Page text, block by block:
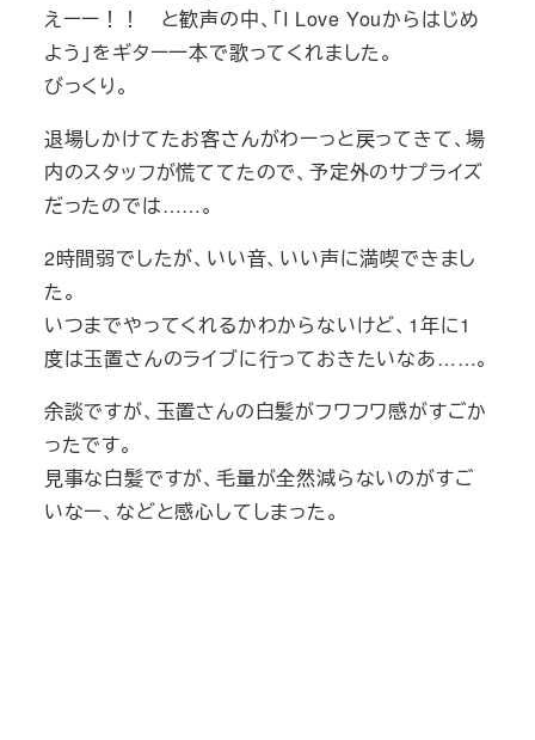
えーー！！ と歓声の中、「I Love Youからはじめ
よう」をギター一本で歌ってくれました。
びっくり。
退場しかけてたお客さんがわーっと戻ってきて、場
内のスタッフが慌ててたので、予定外のサプライズ
だったのでは……。
2時間弱でしたが、いい音、いい声に満喫できまし
た。
いつまでやってくれるかわからないけど、1年に1
度は玉置さんのライブに行っておきたいなあ……。
余談ですが、玉置さんの白髪がフワフワ感がすごか
ったです。
見事な白髪ですが、毛量が全然減らないのがすご
いなー、などと感心してしまった。